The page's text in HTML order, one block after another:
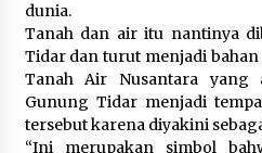
Kemenpar
sebagai
Berkelas
8 Agustus
dunia.
Tanah dan air itu nantinya
Tidar dan turut menjadi
Tanah Air Nusantara yang
Gunung Tidar menjadi
tersebut karena diyakini
“Ini merupakan simbol